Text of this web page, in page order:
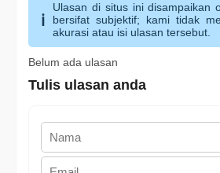
Ulasan di situs ini disampaikan
bersifat subjektif; kami tidak
akurasi atau isi ulasan tersebut.
Belum ada ulasan
Tulis ulasan anda